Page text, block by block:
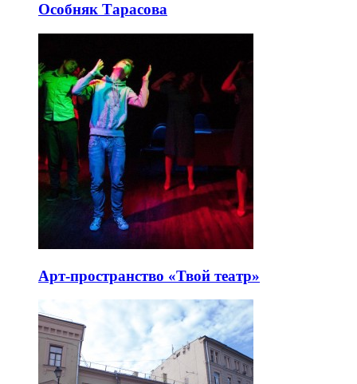
Особняк Тарасова
Арт-пространство «Твой театр»